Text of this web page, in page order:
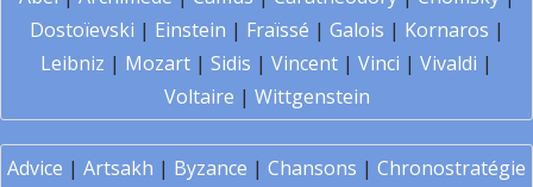
Dostoïevski | Einstein | Fraïssé | Galois | Kornaros |
Leibniz | Mozart | Sidis | Vincent | Vinci | Vivaldi |
Voltaire | Wittgenstein
Advice | Artsakh | Byzance | Chansons | Chronostratégie